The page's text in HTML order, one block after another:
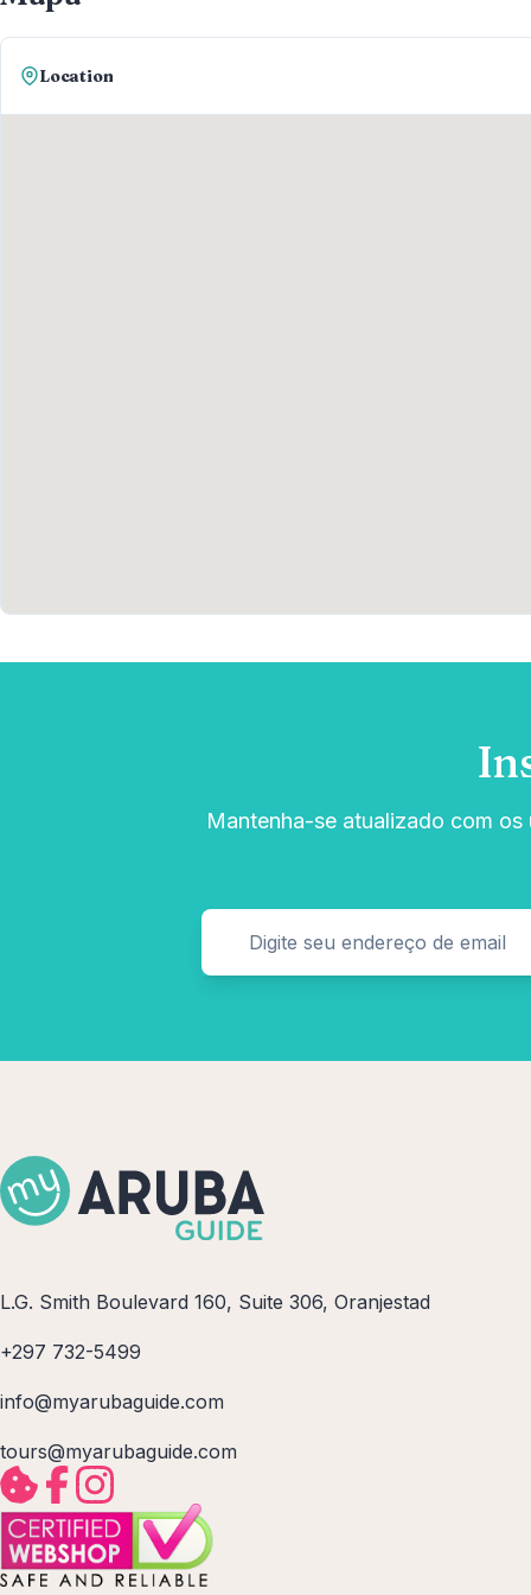
Location
Mantenha-se atualizado com
L.G. Smith Boulevard 160, Suite 306, Oranjestad
+297 732-5499
info@myarubaguide.com
tours@myarubaguide.com